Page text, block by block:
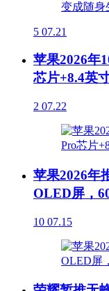
5 07.21
苹果2026年
芯片+8.4英
2 07.22
苹果2026年
OLED屏，
10 07.15